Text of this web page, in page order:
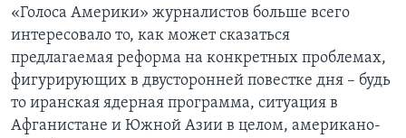
«Голоса Америки» журналистов больше всего
интересовало то, как может сказаться
предлагаемая реформа на конкретных проблемах,
фигурирующих в двусторонней повестке дня – будь
то иранская ядерная программа, ситуация в
Афганистане и Южной Азии в целом, американо-